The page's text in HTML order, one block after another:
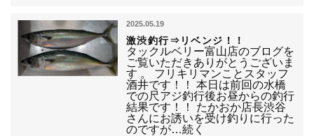
2025.05.19
激渋釣行⇒リベンジ！！
タックルベリー富山店のブログを
ご覧いただきありがとうございま
す 。 フリキリマンことスタッフ
酒井です！！ 本日は前回の水橋
での尺アジ釣行後お昼からの釣行
結果です！！ たかおか店長渋谷
さんにお誘いを受け釣りに行った
のですが…続く